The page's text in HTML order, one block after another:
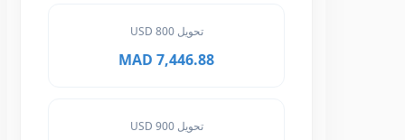
تحويل 800 USD
7,446.88 MAD
تحويل 900 USD